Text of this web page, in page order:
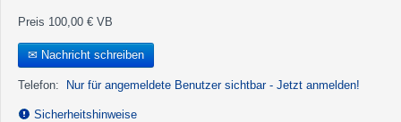
Preis 100,00 € VB
✉ Nachricht schreiben
Telefon: Nur für angemeldete Benutzer sichtbar - Jetzt anmelden!
Sicherheitshinweise